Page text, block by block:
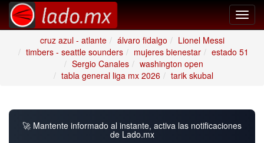
cruz azul - atlante
álvaro fidalgo
Lionel Messi
timbers - seattle sounders
mujeres bienestar
estado 51
Sergio Canales
washington open
tabla general liga mx 2026
tarik skubal
🚀 Mantente informado al instante, activa las notificaciones
de Lado.mx